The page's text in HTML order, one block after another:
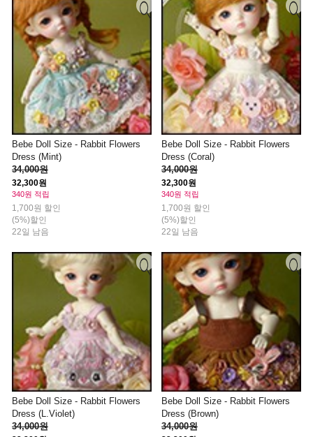
Bebe Doll Size - Rabbit Flowers
Dress (Mint)
34,000원
32,300원
340원 적립
1,700원 할인
(5%)할인
22일 남음
Bebe Doll Size - Rabbit Flowers
Dress (Coral)
34,000원
32,300원
340원 적립
1,700원 할인
(5%)할인
22일 남음
Bebe Doll Size - Rabbit Flowers
Dress (L.Violet)
34,000원
Bebe Doll Size - Rabbit Flowers
Dress (Brown)
34,000원